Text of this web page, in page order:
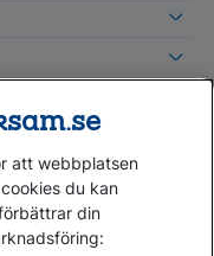
att webbplatsen
du kan
din